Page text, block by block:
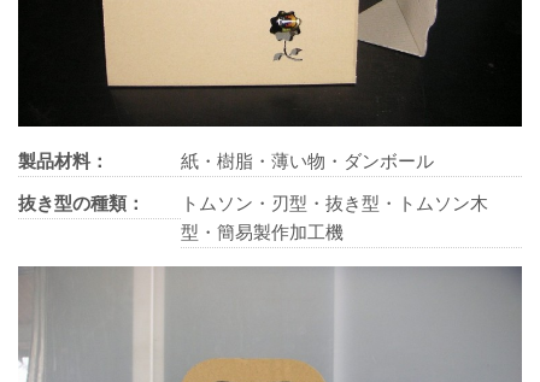
製品材料： 紙・樹脂・薄い物・ダンボール
抜き型の種類：
トムソン・刃型・抜き型・トムソン木
型・簡易製作加工機